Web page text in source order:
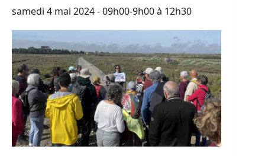
samedi 4 mai 2024 - 09h00-9h00à 12h30